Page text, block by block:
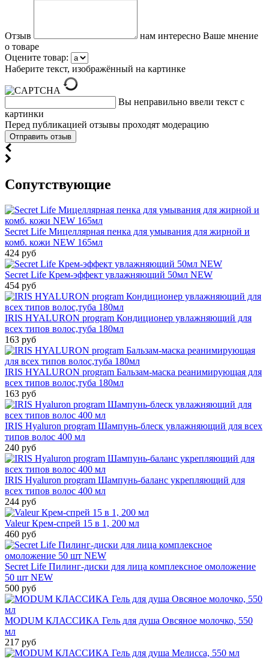
Отзыв
нам интересно Ваше мнение
о товаре
Оцените товар:
Наберите текст, изображённый на картинке
Вы неправильно ввели текст с
картинки
Перед публикацией отзывы проходят модерацию
Cопутствующие
Secret Life Мицеллярная пенка для умывания для жирной и
комб. кожи NEW 165мл
424 руб
Secret Life Крем-эффект увлажняющий 50мл NEW
454 руб
IRIS HYALURON program Кондиционер увлажняющий для
всех типов волос,туба 180мл
163 руб
IRIS HYALURON program Бальзам-маска реанимирующая для
всех типов волос,туба 180мл
163 руб
IRIS Hyaluron program Шампунь-блеск увлажняющий для всех
типов волос 400 мл
240 руб
IRIS Hyaluron program Шампунь-баланс укрепляющий для
всех типов волос 400 мл
244 руб
Valeur Крем-спрей 15 в 1, 200 мл
460 руб
Secret Life Пилинг-диски для лица комплексное омоложение
50 шт NEW
500 руб
MODUM КЛАССИКА Гель для душа Овсяное молочко, 550
мл
217 руб